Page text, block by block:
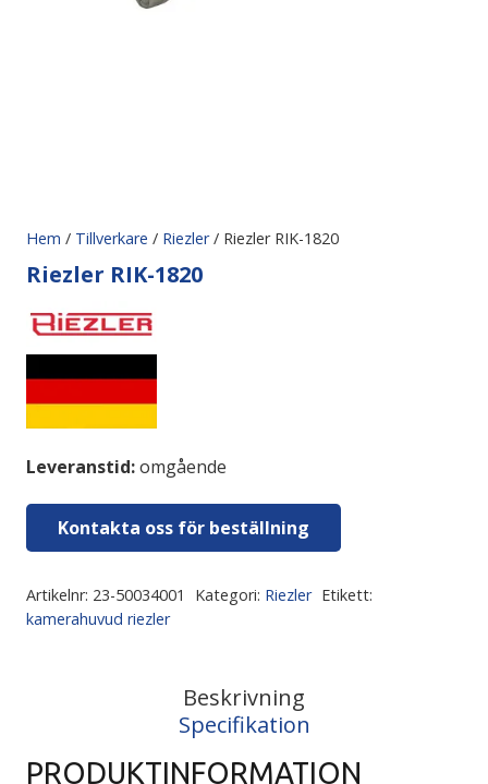
Hem / Tillverkare / Riezler/ Riezler RIK-1820
Riezler RIK-1820
Leveranstid:omgående
Kontakta oss för beställning
Artikelnr: 23-50034001 Kategori: Riezler Etikett:
kamerahuvud riezler
Beskrivning
Specifikation
PRODUKTINFORMATION